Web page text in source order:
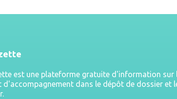
est une plateforme gratuite d'information sur
d'accompagnement dans le dépôt de dossier et